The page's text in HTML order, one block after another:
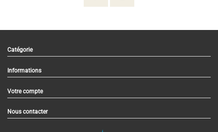
Catégorie
Informations
Votre compte
Nous contacter